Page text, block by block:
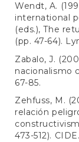
Wendt, A.
international
(eds.), The
(pp. 47-64).
Zabalo, J.
nacionalismo
67-85.
Zehfuss, M.
relación
473-512). CIDE.